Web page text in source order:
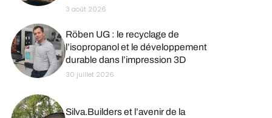
3 août 2026
Röben UG : le recyclage de
l’isopropanol et le développement
durable dans l’impression 3D
30 juillet 2026
Silva.Builders et l’avenir de la